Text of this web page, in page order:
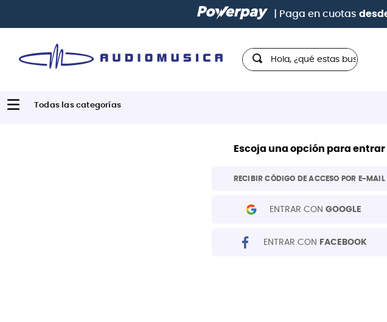
| Paga en cuotas
Hola, ¿qué estas buscando?
Escoja una opción para entrar
RECIBIR CÓDIGO DE ACCESO POR E-MAIL
ENTRAR CON GOOGLE
ENTRAR CON FACEBOOK